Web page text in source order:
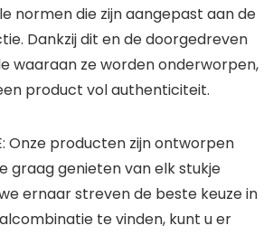
normen die zijn aangepast aan de
Dankzij dit en de doorgedreven
waaraan ze worden onderworpen,
product vol authenticiteit.
Onze producten zijn ontworpen
graag genieten van elk stukje
ernaar streven de beste keuze in
te vinden, kunt u er